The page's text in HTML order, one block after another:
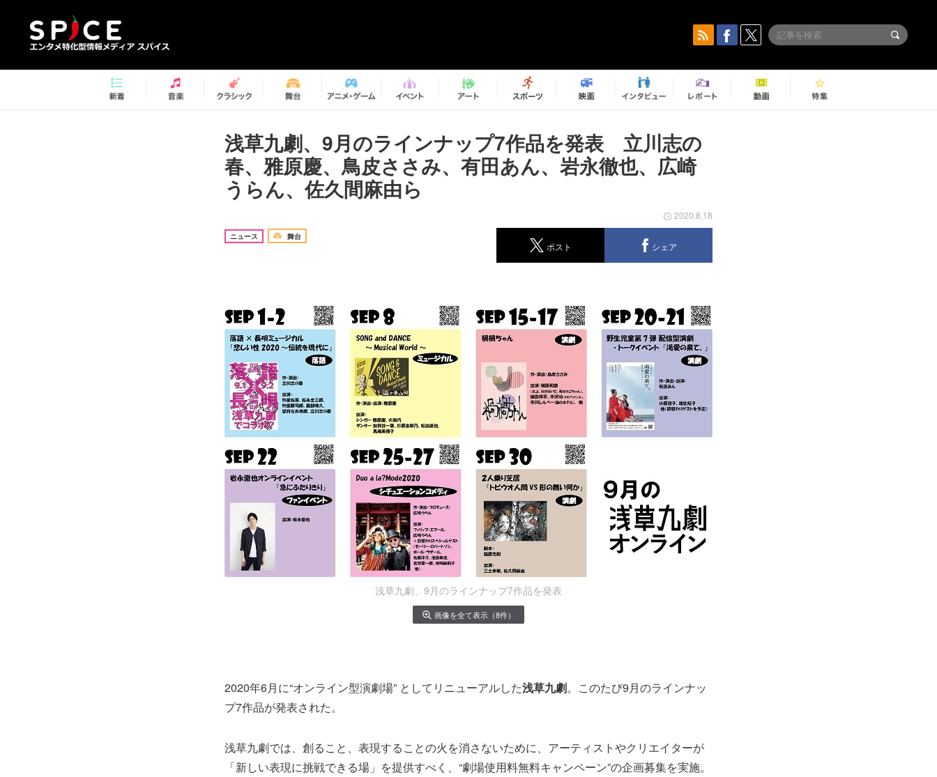
浅草九劇、9月のラインナップ7作品を発表 立川志の
春、雅原慶、鳥皮ささみ、有田あん、岩永徹也、広崎
うらん、佐久間麻由ら
ニュース 舞台
2020.8.18
ポスト シェア
浅草九劇、9月のラインナップ7作品を発表
画像を全て表示（8件）
2020年6月に“オンライン型演劇場” としてリニューアルした浅草九劇。このたび9月のラインナッ
プ7作品が発表された。
浅草九劇では、創ること、表現することの火を消さないために、アーティストやクリエイターが
「新しい表現に挑戦できる場」を提供すべく、“劇場使用料無料キャンペーン”の企画募集を実施。